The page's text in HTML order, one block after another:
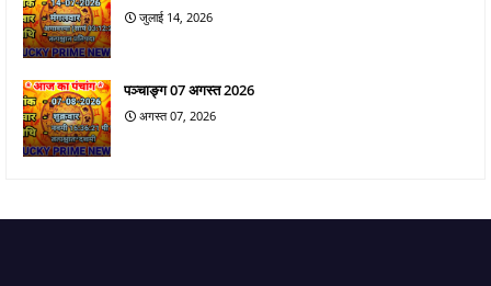
जुलाई 14, 2026
पञ्चाङ्ग 07 अगस्त 2026
अगस्त 07, 2026